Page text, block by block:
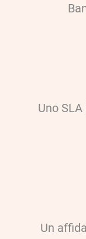
Uno
Un